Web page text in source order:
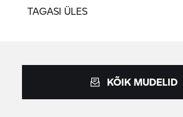
TAGASI ÜLES
KÕIK MUDELID